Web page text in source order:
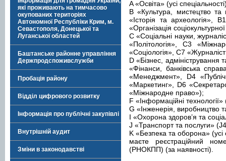
які проживають на тимчасово
окупованих територіях
Автономної Республіки Крим, м.
Севастополя, Донецької та
Луганської областей
Баштанське районне управління
Держпродспоживслужби
Пробація району
Відділ цифрового розвитку
Інформація про публічні закупівлі
Внутрішній аудит
Зміни в законодавстві
A «Освіта» (усі
B «Культура, мистецтво та
«Історія та археологія»,
«Організація
C «Соціальні науки,
«Політологія», С3
«Соціологія», С7
D «Бізнес, адміністрування
«Фінанси, банківська
«Менеджмент», D4
«Маркетинг», D6
«Міжнародне право»);
F «Інформаційні технології»
G «Інженерія, виробництво
I «Охорона здоров’я та
J «Транспорт та послуги»
K «Безпека та оборона» (усі
маєте реєстраційний
(РНОКПП) (за наявності).